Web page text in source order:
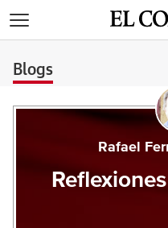
Blogs
Rafael